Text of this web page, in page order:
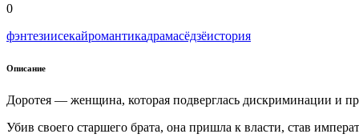
0
фэнтезиисекайромантикадрамасёдзёистория
Описание
Доротея — женщина, которая подверглась дискриминации и
Убив своего старшего брата, она пришла к власти, став